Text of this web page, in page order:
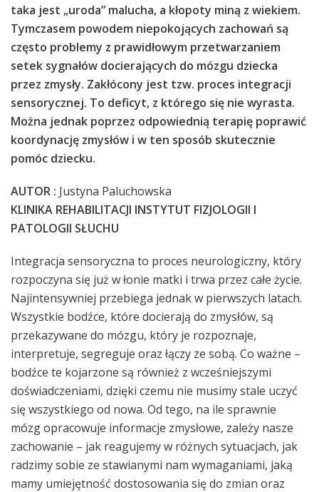
taka jest „uroda” malucha, a kłopoty miną z wiekiem.
Tymczasem powodem niepokojących zachowań są
często problemy z prawidłowym przetwarzaniem
setek sygnałów docierających do mózgu dziecka
przez zmysły. Zakłócony jest tzw. proces integracji
sensorycznej. To deficyt, z którego się nie wyrasta.
Można jednak poprzez odpowiednią terapię poprawić
koordynację zmysłów i w ten sposób skutecznie
pomóc dziecku.
AUTOR : Justyna Paluchowska
KLINIKA REHABILITACJI INSTYTUT FIZJOLOGII I
PATOLOGII SŁUCHU
Integracja sensoryczna to proces neurologiczny, który
rozpoczyna się już w łonie matki i trwa przez całe życie.
Najintensywniej przebiega jednak w pierwszych latach.
Wszystkie bodźce, które docierają do zmysłów, są
przekazywane do mózgu, który je rozpoznaje,
interpretuje, segreguje oraz łączy ze sobą. Co ważne –
bodźce te kojarzone są również z wcześniejszymi
doświadczeniami, dzięki czemu nie musimy stale uczyć
się wszystkiego od nowa. Od tego, na ile sprawnie
mózg opracowuje informacje zmysłowe, zależy nasze
zachowanie – jak reagujemy w różnych sytuacjach, jak
radzimy sobie ze stawianymi nam wymaganiami, jaką
mamy umiejętność dostosowania się do zmian oraz